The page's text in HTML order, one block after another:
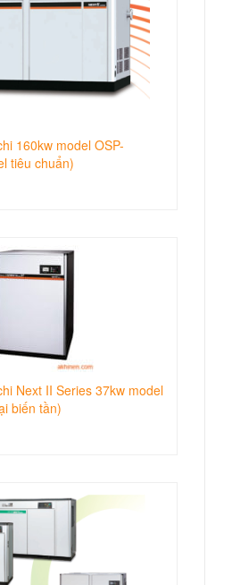
160kw model OSP-
tiêu chuẩn)
Next II Series 37kw model
biến tần)